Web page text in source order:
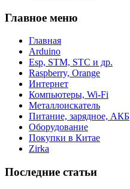
Главное меню
Главная
Arduino
Esp, STM, STC и др.
Raspberry, Orange
Интернет
Компьютеры, Wi-Fi
Металлоискатель
Питание, зарядное, АКБ
Оборудование
Покупки в Китае
Zirka
Последние статьи